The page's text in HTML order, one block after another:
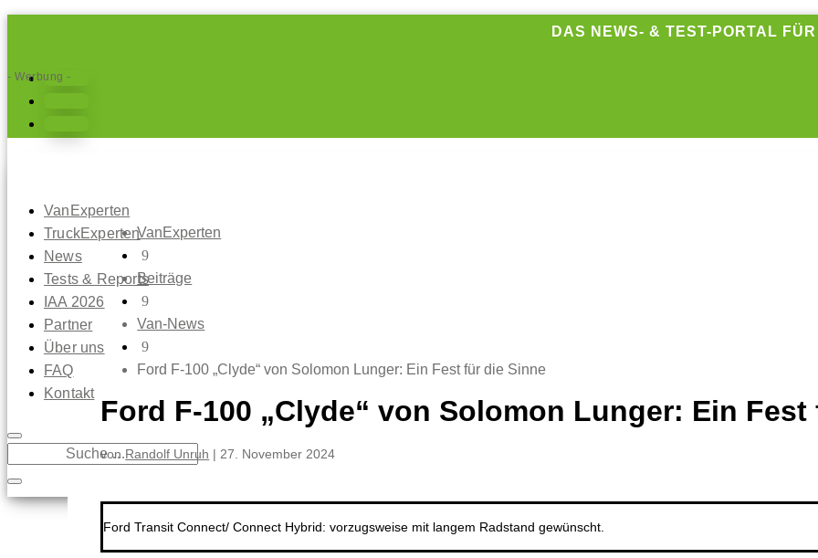
DAS NEWS- & TEST-PORTAL
Folgen
VanExperten
TruckExperten
News
Tests & Reports
IAA 2026
Partner
Über uns
FAQ
Kontakt
- Werbung -
VanExperten
9
Beiträge
9
Van-News
9
Ford F-100 „Clyde“ von Solomon Lunger: Ein Fest für die Sinne
Ford F-100 „Clyde“ von Solomon Lunger: Ein
vonRandolf Unruh | 27. November 2024
Ford Transit Connect/ Connect Hybrid: vorzugsweise mit langem Radstand gewünscht.